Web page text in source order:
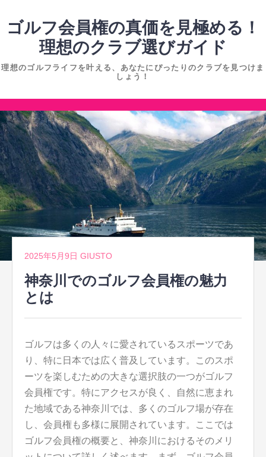
ツ
キ
ッ
プ
ゴルフ会員権の真価を見極める！
理想のクラブ選びガイド
理想のゴルフライフを叶える、あなたにぴったりのクラブを見つけま
しょう！
コ
ン
テ
ン
ツ
へ
ス
キ
ッ
2025年5月9日 GIUSTO
神奈川でのゴルフ会員権の魅力
とは
ゴルフは多くの人々に愛されているスポーツであ
り、特に日本では広く普及しています。
このスポ
ーツを楽しむための大きな選択肢の一つがゴルフ
会員権です。特にアクセスが良く、自然に恵まれ
た地域である神奈川では、多くのゴルフ場が存在
し、会員権も多様に展開されています。ここでは
ゴルフ会員権の概要と、神奈川におけるそのメリ